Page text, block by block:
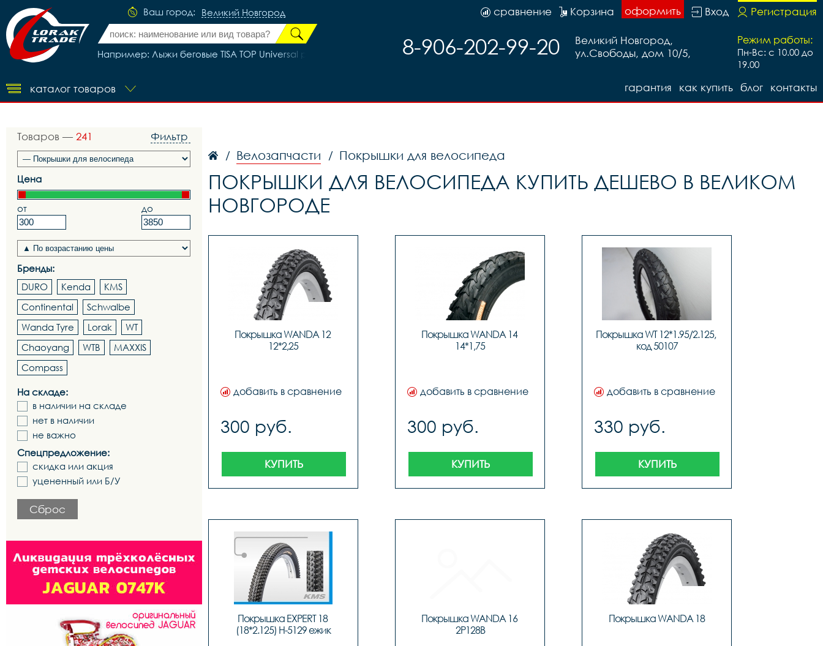
Ваш город: Великий Новгород
Например: Лыжи беговые TISA TOP Universal р.192
Регистрация
Вход
оформить
Корзина
сравнение
Режим работы:
Пн-Вс: с 10.00 до
19.00
Великий Новгород,
ул.Свободы, дом 10/5,
8-906-202-99-20
каталог товаров контакты
блог
как купить
гарантия
Товаров — 241 Фильтр
Цена
от до
Бренды:
DURO
Kenda
KMS
Continental
Schwalbe
Wanda Tyre
Lorak
WT
Chaoyang
WTB
MAXXIS
Compass
На складе:
в наличии на складе
нет в наличии
не важно
Спецпредложение:
скидка или акция
уцененный или Б/У
Сброс
/ Велозапчасти / Покрышки для велосипеда
ПОКРЫШКИ ДЛЯ ВЕЛОСИПЕДА КУПИТЬ ДЕШЕВО В ВЕЛИКОМ
НОВГОРОДЕ
Покрышка WANDA 12
12*2,25
добавить в сравнение
300 руб.
КУПИТЬ
Покрышка WANDA 14
14*1,75
добавить в сравнение
300 руб.
КУПИТЬ
Покрышка WT 12*1.95/2.125,
код 50107
добавить в сравнение
330 руб.
КУПИТЬ
Покрышка EXPERT 18
(18*2.125) H-5129 ежик
Покрышка WANDA 16
2P128B
Покрышка WANDA 18